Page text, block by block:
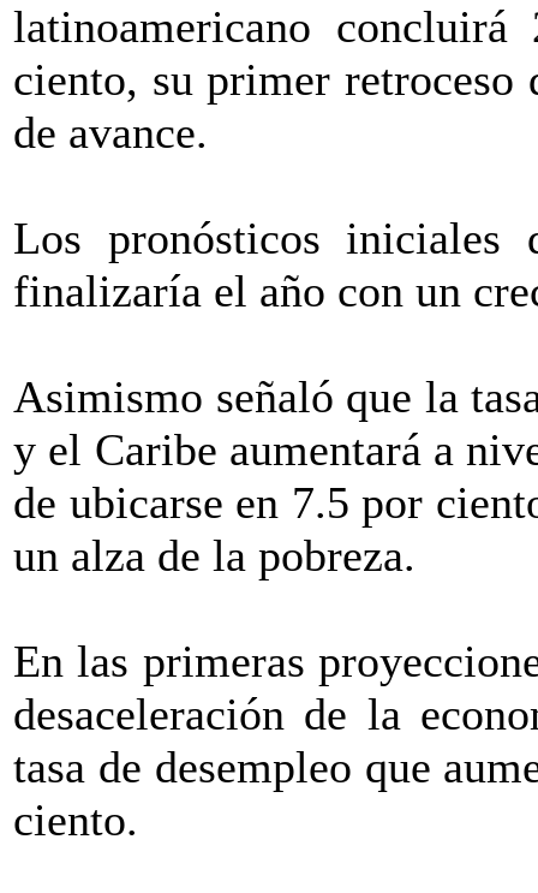
latinoamericano
ciento, su primer retroceso
de avance.
Los pronósticos
finalizaría el año con un
Asimismo señaló que la
y el Caribe aumentará a
de ubicarse en 7.5 por
un alza de la pobreza.
En las primeras
desaceleración de la
tasa de desempleo que
ciento.